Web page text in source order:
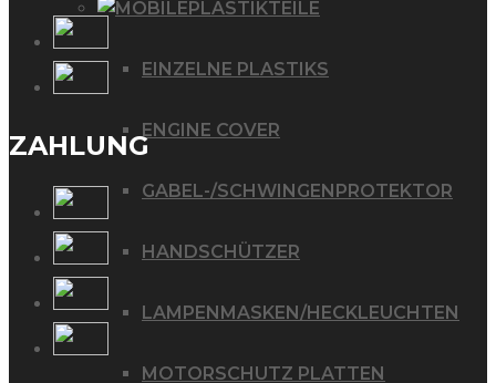
PLASTIKTEILE
EINZELNE PLASTIKS
ENGINE COVER
GABEL-/SCHWINGENPROTEKTOR
HANDSCHÜTZER
LAMPENMASKEN/HECKLEUCHTEN
MOTORSCHUTZ PLATTEN
ZAHLUNG